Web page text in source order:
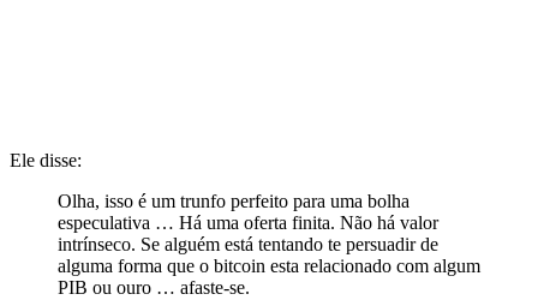
Ele disse:
Olha, isso é um trunfo perfeito para uma bolha
especulativa … Há uma oferta finita. Não há valor
intrínseco. Se alguém está tentando te persuadir de
alguma forma que o bitcoin esta relacionado com algum
PIB ou ouro … afaste-se.